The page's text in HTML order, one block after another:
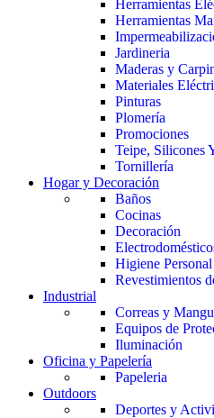
Herramientas
Herramientas
Jardineria
Maderas y
Materiales
Pinturas
Plomería
Promociones
Teipe, Silicones
Tornillería
Hogar y Decoración
Baños
Cocinas
Decoración
Higiene Personal
Revestimientos
Industrial
Correas y
Equipos de
Iluminación
Oficina y Papelería
Papeleria
Outdoors
Deportes y